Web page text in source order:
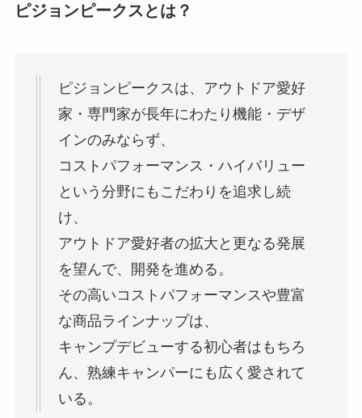
ピジョンピークスとは？
ピジョンピークスは、アウトドア愛好
家・専門家が長年にわたり機能・デザ
インのみならず、
コストパフォーマンス・ハイバリュー
という分野にもこだわりを追求し続
け、
アウトドア愛好者の拡大と更なる発展
を望んで、開発を進める。
その高いコストパフォーマンスや豊富
な商品ラインナップは、
キャンプデビューする初心者はもちろ
ん、熟練キャンパーにも広く愛されて
いる。